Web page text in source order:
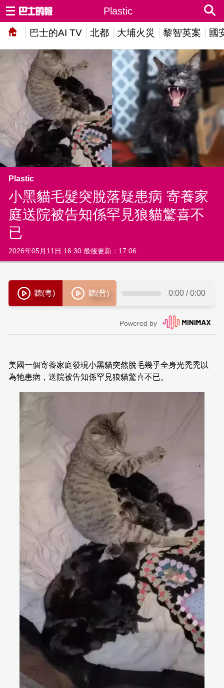
巴士的AI TV 北都 大埔火災 黎智英案 國
Plastic
Plastic
小黑貓毛髮突脫落疑患病 寄養家
庭送院被告知係罕見狼貓驚喜不
已
2026年05月11日 16:30 最後更新：17:06
美國一個寄養家庭發現小黑貓突然脫毛幾乎全身光禿禿以
為牠患病，送院被告知係罕見狼貓驚喜不已。